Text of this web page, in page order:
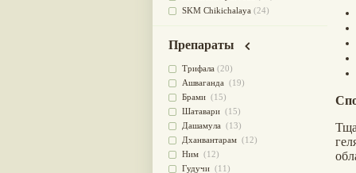
(32)
Для лица(31)
Употребление в пищу
Ароматерапия(29)
Жаропонижающее
для памяти (28)
для почек(28)
Обезболивающие (28)
Слабительное
Афродизиак(27)
SKM Chikichalaya (24)
CONCENTRATES LTD (India)
CHARAK PHARMA
Satya Sai(20)
Vyas(20)
Bipha(19)
Kerala Ayurveda
Organic India pvt ltd
Lalita (16)
Ashtang Herbals
Препараты
Трифала (20)
Ашваганда (19)
Брами (15)
Шатавари (15)
Дашамула (13)
Дханвантарам (12)
Ним (12)
Гудучи (11)